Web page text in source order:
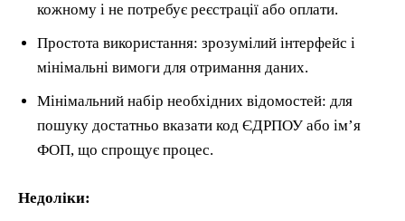
кожному і не потребує реєстрації або оплати.
Простота використання: зрозумілий інтерфейс і
мінімальні вимоги для отримання даних.
Мінімальний набір необхідних відомостей: для
пошуку достатньо вказати код ЄДРПОУ або ім’я
ФОП, що спрощує процес.
Недоліки: